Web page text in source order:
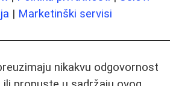
| Marketinški servisi
nikakvu odgovornost